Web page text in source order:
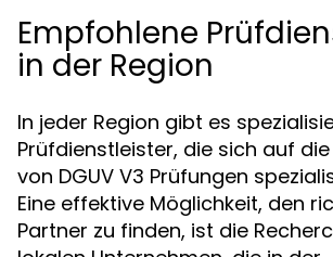
Empfohlene
in der Region
In jeder Region gibt es
Prüfdienstleister, die sich auf
von DGUV V3 Prüfungen
Eine effektive Möglichkeit, den
Partner zu finden, ist die